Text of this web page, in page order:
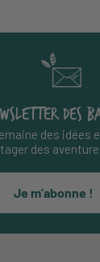
DES
des idées
des
Je m’abonne !